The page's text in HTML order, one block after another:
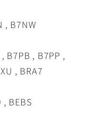
, B7NW
B7PB , B7PP ,
, BRA7
, BEBS